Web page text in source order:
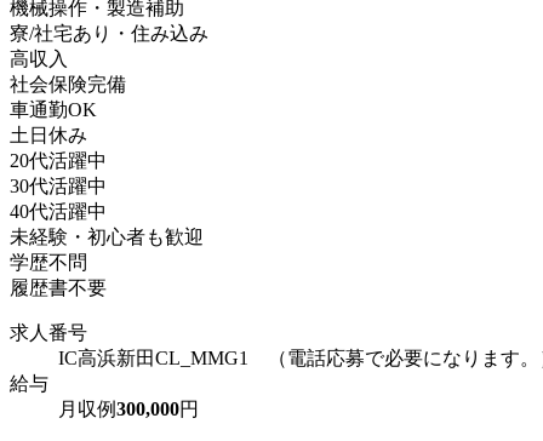
機械操作・製造補助
寮/社宅あり・住み込み
高収入
社会保険完備
車通勤OK
土日休み
20代活躍中
30代活躍中
40代活躍中
未経験・初心者も歓迎
学歴不問
履歴書不要
求人番号
IC高浜新田CL_MMG1 （電話応募で必要になります。
給与
月収例300,000円